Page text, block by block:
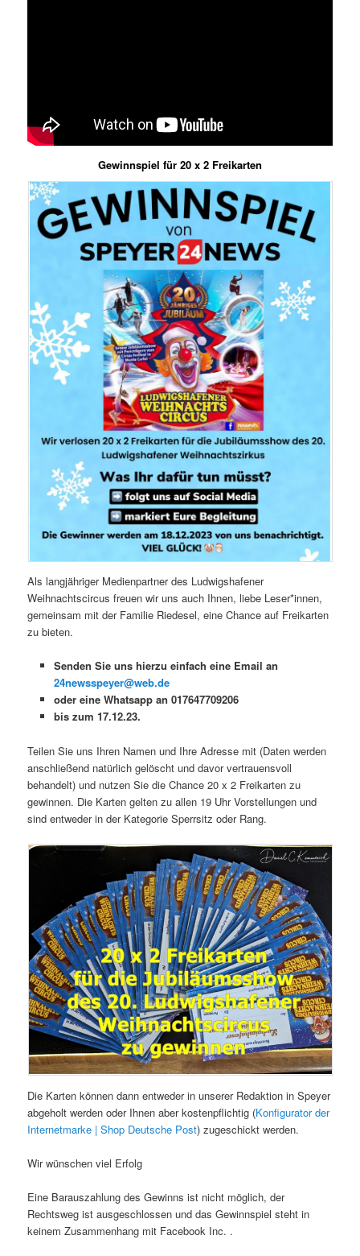
Gewinnspiel für 20 x 2 Freikarten
Als langjähriger Medienpartner des Ludwigshafener
Weihnachtscircus freuen wir uns auch Ihnen, liebe Leser*innen,
gemeinsam mit der Familie Riedesel, eine Chance auf Freikarten
zu bieten.
Senden Sie uns hierzu einfach eine Email an
24newsspeyer@web.de
oder eine Whatsapp an 017647709206
bis zum 17.12.23.
Teilen Sie uns Ihren Namen und Ihre Adresse mit (Daten werden
anschließend natürlich gelöscht und davor vertrauensvoll
behandelt) und nutzen Sie die Chance 20 x 2 Freikarten zu
gewinnen. Die Karten gelten zu allen 19 Uhr Vorstellungen und
sind entweder in der Kategorie Sperrsitz oder Rang.
Die Karten können dann entweder in unserer Redaktion in Speyer
abgeholt werden oder Ihnen aber kostenpflichtig (Konfigurator der
Internetmarke | Shop Deutsche Post) zugeschickt werden.
Wir wünschen viel Erfolg
Eine Barauszahlung des Gewinns ist nicht möglich, der
Rechtsweg ist ausgeschlossen und das Gewinnspiel steht in
keinem Zusammenhang mit Facebook Inc. .